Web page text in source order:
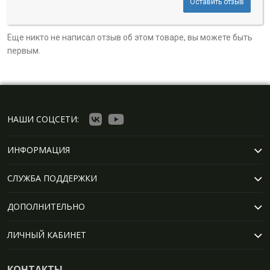
Оставить отзыв
Еще никто не написал отзыв об этом товаре, вы можете быть
первым.
НАШИ СОЦСЕТИ:
ИНФОРМАЦИЯ
СЛУЖБА ПОДДЕРЖКИ
ДОПОЛНИТЕЛЬНО
ЛИЧНЫЙ КАБИНЕТ